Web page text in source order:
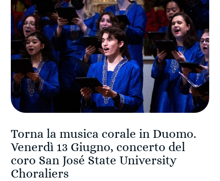
Torna la musica corale in Duomo.
Venerdì 13 Giugno, concerto del
coro San José State University
Choraliers